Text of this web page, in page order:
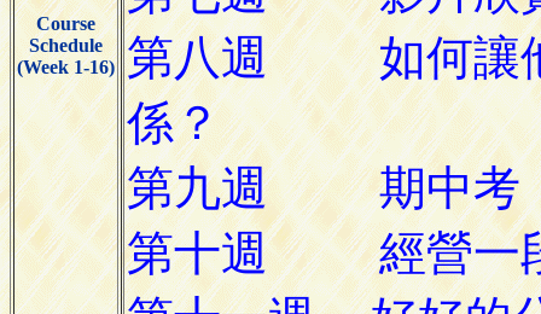
Course
Schedule
(Week 1-16)